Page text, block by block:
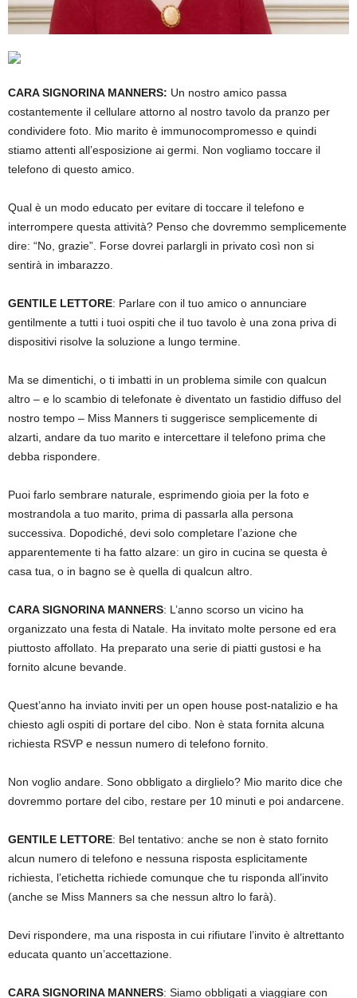
CARA SIGNORINA MANNERS: Un nostro amico passa
costantemente il cellulare attorno al nostro tavolo da pranzo per
condividere foto. Mio marito è immunocompromesso e quindi
stiamo attenti all’esposizione ai germi. Non vogliamo toccare il
telefono di questo amico.
Qual è un modo educato per evitare di toccare il telefono e
interrompere questa attività? Penso che dovremmo semplicemente
dire: “No, grazie”. Forse dovrei parlargli in privato così non si
sentirà in imbarazzo.
GENTILE LETTORE: Parlare con il tuo amico o annunciare
gentilmente a tutti i tuoi ospiti che il tuo tavolo è una zona priva di
dispositivi risolve la soluzione a lungo termine.
Ma se dimentichi, o ti imbatti in un problema simile con qualcun
altro – e lo scambio di telefonate è diventato un fastidio diffuso del
nostro tempo – Miss Manners ti suggerisce semplicemente di
alzarti, andare da tuo marito e intercettare il telefono prima che
debba rispondere.
Puoi farlo sembrare naturale, esprimendo gioia per la foto e
mostrandola a tuo marito, prima di passarla alla persona
successiva. Dopodiché, devi solo completare l’azione che
apparentemente ti ha fatto alzare: un giro in cucina se questa è
casa tua, o in bagno se è quella di qualcun altro.
CARA SIGNORINA MANNERS: L’anno scorso un vicino ha
organizzato una festa di Natale. Ha invitato molte persone ed era
piuttosto affollato. Ha preparato una serie di piatti gustosi e ha
fornito alcune bevande.
Quest’anno ha inviato inviti per un open house post-natalizio e ha
chiesto agli ospiti di portare del cibo. Non è stata fornita alcuna
richiesta RSVP e nessun numero di telefono fornito.
Non voglio andare. Sono obbligato a dirglielo? Mio marito dice che
dovremmo portare del cibo, restare per 10 minuti e poi andarcene.
GENTILE LETTORE: Bel tentativo: anche se non è stato fornito
alcun numero di telefono e nessuna risposta esplicitamente
richiesta, l’etichetta richiede comunque che tu risponda all’invito
(anche se Miss Manners sa che nessun altro lo farà).
Devi rispondere, ma una risposta in cui rifiutare l’invito è altrettanto
educata quanto un’accettazione.
CARA SIGNORINA MANNERS: Siamo obbligati a viaggiare con